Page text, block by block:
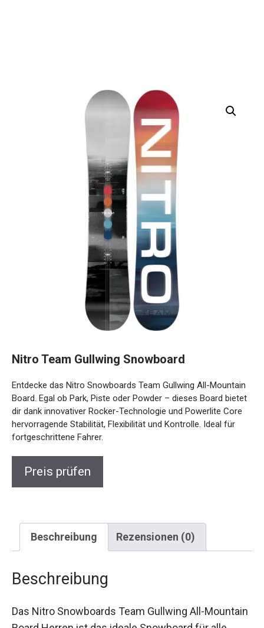
Nitro Team Gullwing Snowboard
Entdecke das Nitro Snowboards Team Gullwing All-
Mountain Board. Egal ob Park, Piste oder Powder – dieses
Board bietet dir dank innovativer Rocker-Technologie und
Powerlite Core hervorragende Stabilität, Flexibilität und
Kontrolle. Ideal für fortgeschrittene Fahrer.
Preis prüfen
Beschreibung Rezensionen (0)
Beschreibung
Das Nitro Snowboards Team Gullwing All-